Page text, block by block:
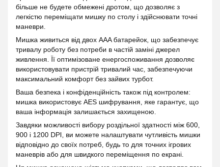
більше не будете обмежені дротом, що дозволяє з
легкістю переміщати мишку по столу і здійснювати точні
маневри.
Мишка живиться від двох AAA батарейок, що забезпечує
тривалу роботу без потреби в частій заміні джерел
живлення. Її оптимізоване енергоспоживання дозволяє
використовувати пристрій тривалий час, забезпечуючи
максимальний комфорт без зайвих турбот.
Ваша безпека і конфіденційність також під контролем:
мишка використовує AES шифрування, яке гарантує, що
ваша інформація залишається захищеною.
Завдяки можливості вибору роздільної здатності між 600,
900 і 1200 DPI, ви можете налаштувати чутливість мишки
відповідно до своїх потреб, будь то для точних ігрових
маневрів або для швидкого переміщення по екрані.